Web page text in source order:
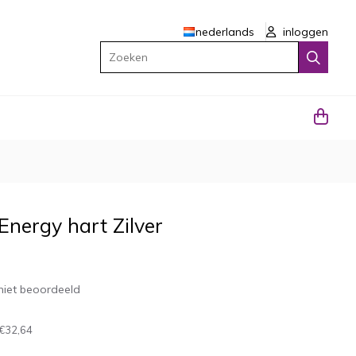
nederlands
inloggen
Zoeken
hart Zilver
beoordeeld